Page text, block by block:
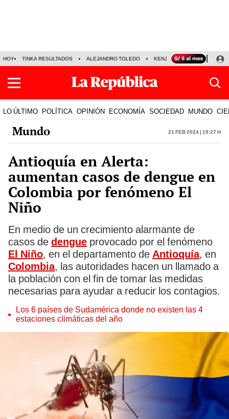
HOY TINKA RESULTADOS ALEJANDRO TOLEDO KENJI FUJIMORI
LO ÚLTIMO POLÍTICA OPINIÓN ECONOMÍA SOCIEDAD MUNDO
Mundo 21 Feb 2024 | 19:27 h
Antioquía en Alerta:
aumentan casos de dengue en
Colombia por fenómeno El
Niño
En medio de un crecimiento alarmante de
casos de dengue provocado por el fenómeno
El Niño, en el departamento de Antioquía, en
Colombia, las autoridades hacen un llamado a
la población con el fin de tomar las medidas
necesarias para ayudar a reducir los contagios.
Los 6 países de Sudamérica donde no existen las 4
estaciones climáticas del año